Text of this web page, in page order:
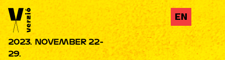
Jump to navigation
2023. NOVEMBER 22-
29.
EN